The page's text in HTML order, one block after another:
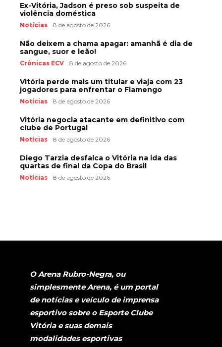
Ex-Vitória, Jadson é preso sob suspeita de
violência doméstica
Notícias 8 de agosto de 2026
Não deixem a chama apagar: amanhã é dia de
sangue, suor e leão!
Crônicas ECV 8 de agosto de 2026
Vitória perde mais um titular e viaja com 23
jogadores para enfrentar o Flamengo
Notícias 8 de agosto de 2026
Vitória negocia atacante em definitivo com
clube de Portugal
Notícias 8 de agosto de 2026
Diego Tarzia desfalca o Vitória na ida das
quartas de final da Copa do Brasil
Notícias 8 de agosto de 2026
O Arena Rubro-Negra, ou
simplesmente Arena, é um portal
de notícias e veículo de imprensa
esportivo sobre o Esporte Clube
Vitória e suas demais
modalidades esportivas